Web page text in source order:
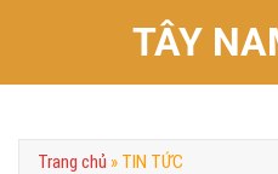
TÂY
Trang chủ » TIN TỨC